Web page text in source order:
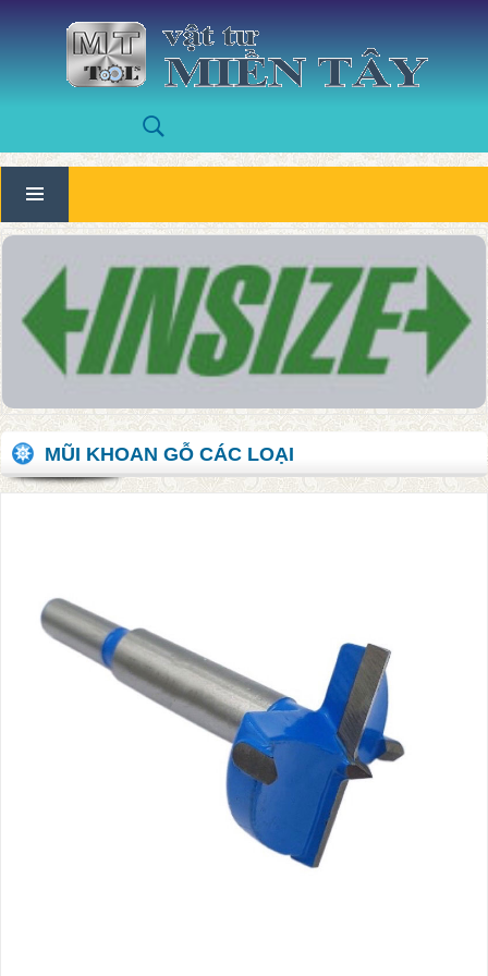
MŨI KHOAN GỖ CÁC LOẠI